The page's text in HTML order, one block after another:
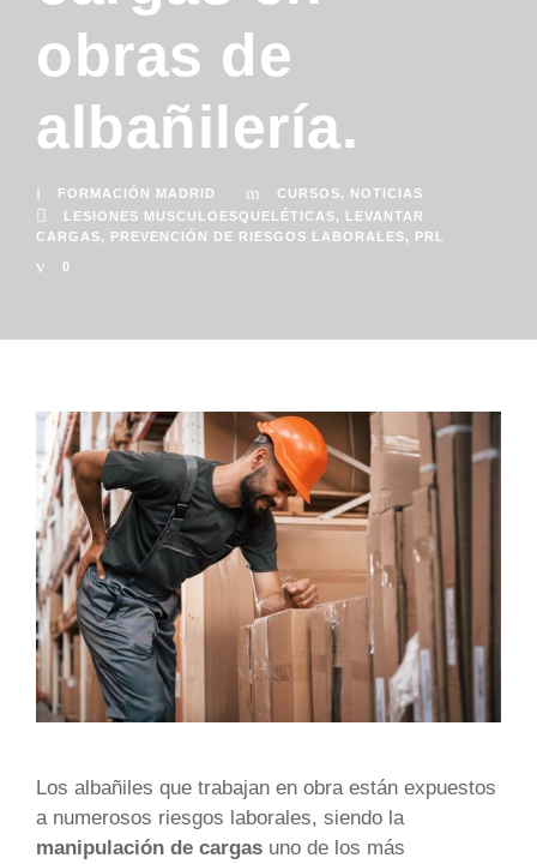
obras de
albañilería.
FORMACIÓN MADRID CURSOS, NOTICIAS
LESIONES MUSCULOESQUELÉTICAS, LEVANTAR
CARGAS, PREVENCIÓN DE RIESGOS LABORALES, PRL
0
Los albañiles que trabajan en obra están expuestos
a numerosos riesgos laborales, siendo la
manipulación de cargas uno de los más